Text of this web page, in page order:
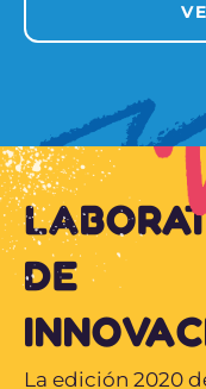
DE
La edición 2020